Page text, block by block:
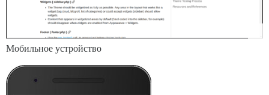
Мобильное устройство